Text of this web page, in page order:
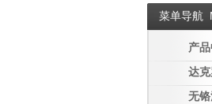
菜单导航
产
达克
无